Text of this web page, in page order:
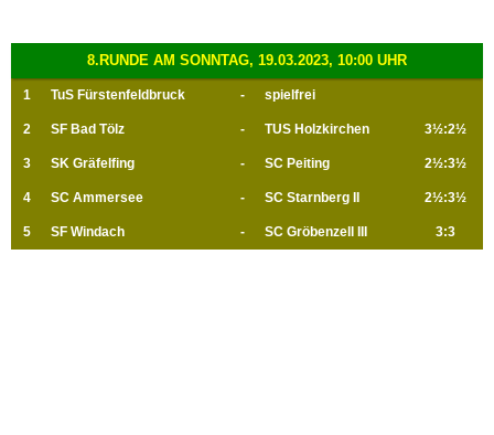
8.RUNDE AM SONNTAG, 19.03.2023, 10:00 UHR
1 TuS Fürstenfeldbruck - spielfrei
2 SF Bad Tölz - TUS Holzkirchen 3½:2½
3 SK Gräfelfing - SC Peiting 2½:3½
4 SC Ammersee - SC Starnberg II 2½:3½
5 SF Windach - SC Gröbenzell III 3:3